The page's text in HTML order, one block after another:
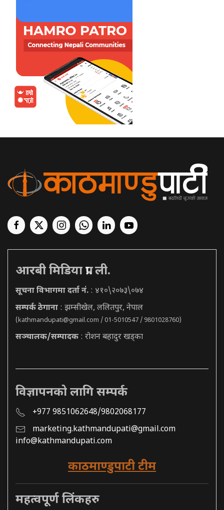
आरबी मिडिया प्रा. ली.
सूचना विभागमा दर्ता नं. : ४१०\२०७३\०७४
सम्पर्क ठेगाना : झम्सीखेल, ललितपुर, नेपाल
(kathmandupati@gmail.com / 01-5010547 / 9801028760)
सञ्चालक/सम्पादक : रोशन बहादुर खड्का
विज्ञापनको लागि सम्पर्क
+977 9851062648/9802068177
marketing.kathmandupati@gmail.com
info@kathmandupati.com
काठमाण्डुपाटी टीम
महत्वपूर्ण लिंकहरु